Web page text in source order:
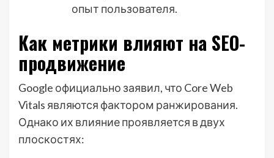
опыт пользователя.
Как метрики влияют на SEO-
продвижение
Google официально заявил, что Core Web
Vitals являются фактором ранжирования.
Однако их влияние проявляется в двух
плоскостях: